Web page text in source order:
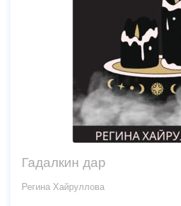
Гадалкин дар
Регина Хайруллова